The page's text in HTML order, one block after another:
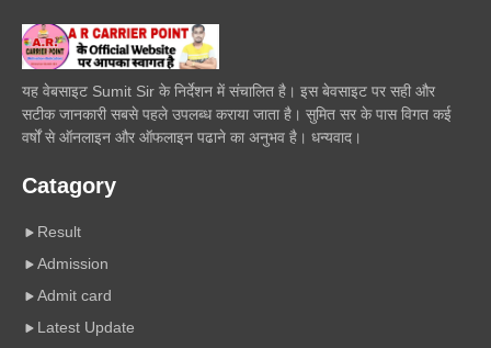
यह वेबसाइट Sumit Sir के निर्देशन में संचालित है। इस बेवसाइट पर सही और
सटीक जानकारी सबसे पहले उपलब्ध कराया जाता है। सुमित सर के पास विगत कई
वर्षों से ऑनलाइन और ऑफलाइन पढाने का अनुभव है। धन्यवाद।
Catagory
Result
Admission
Admit card
Latest Update